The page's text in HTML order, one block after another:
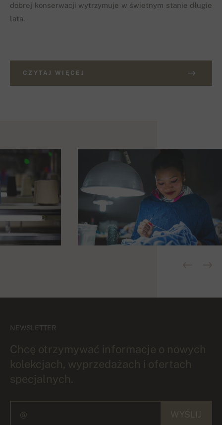
dobrej konserwacji wytrzymuje w świetnym stanie długie
lata.
CZYTAJ WIĘCEJ
NEWSLETTER
Chcę otrzymywać informacje o nowych
kolekcjach, wyprzedażach i ofertach
specjalnych.